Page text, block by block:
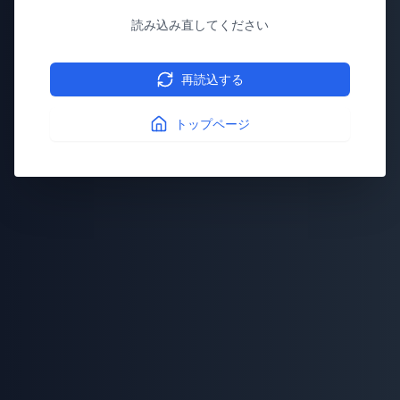
読み込み直してください
再読込する
トップページ